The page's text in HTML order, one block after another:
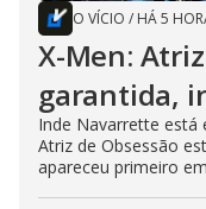
O VÍCIO / HÁ 5
X-Men:
garantida,
Inde Navarrette está
Atriz de Obsessão
apareceu primeiro